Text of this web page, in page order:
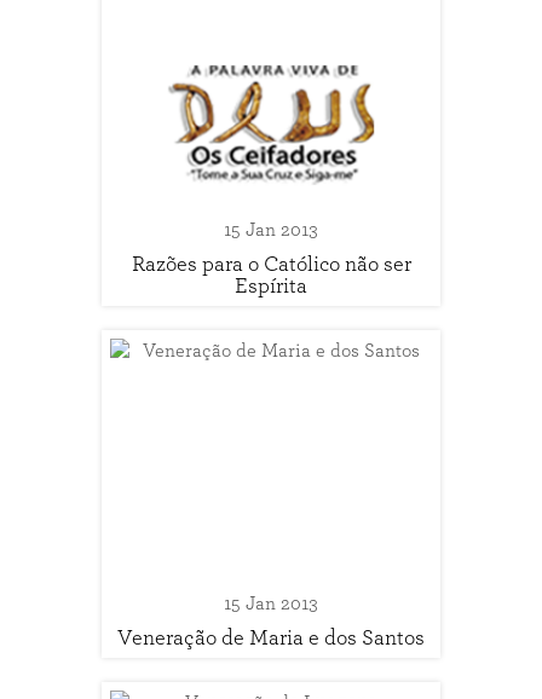
15 Jan 2013
Razões para o Católico não ser
Espírita
15 Jan 2013
Veneração de Maria e dos Santos